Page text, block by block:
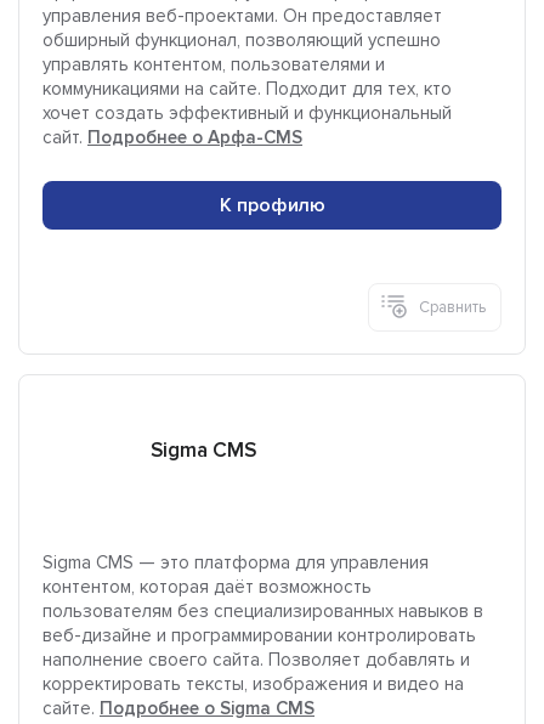
управления веб-проектами. Он предоставляет
обширный функционал, позволяющий успешно
управлять контентом, пользователями и
коммуникациями на сайте. Подходит для тех, кто
хочет создать эффективный и функциональный
сайт. Подробнее о Арфа-CMS
К профилю
Сравнить
Sigma CMS
Sigma CMS — это платформа для управления
контентом, которая даёт возможность
пользователям без специализированных навыков в
веб-дизайне и программировании контролировать
наполнение своего сайта. Позволяет добавлять и
корректировать тексты, изображения и видео на
сайте. Подробнее о Sigma CMS